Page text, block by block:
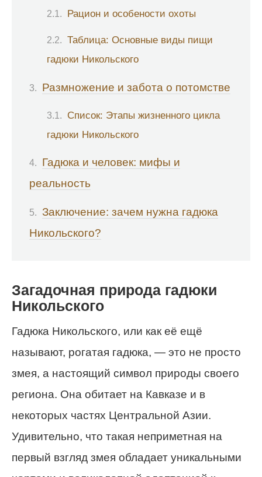
Рацион и особености охоты
Таблица: Основные виды пищи
гадюки Никольского
Размножение и забота о потомстве
Список: Этапы жизненного цикла
гадюки Никольского
Гадюка и человек: мифы и
реальность
Заключение: зачем нужна гадюка
Никольского?
Загадочная природа гадюки
Никольского
Гадюка Никольского, или как её ещё
называют, рогатая гадюка, — это не просто
змея, а настоящий символ природы своего
региона. Она обитает на Кавказе и в
некоторых частях Центральной Азии.
Удивительно, что такая неприметная на
первый взгляд змея обладает уникальными